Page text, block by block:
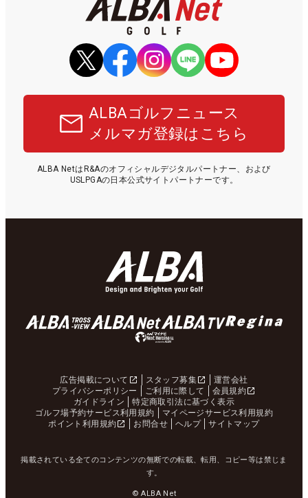
ALBAゴルフニュース
メルマガ登録はこちら
ALBA NetはR&Aのオフィシャルデジタルパートナー、および
USLPGAの日本公式サイトパートナーです。
広告掲載について スタッフ募集
運営会社
プライバシーポリシー
ご利用に際して
会員規約
ガイドライン
特定商取引法に基づく表示
ゴルフ場予約サービス利用規約
マイページサービス利用規約
ポイント利用規約
お問合せ ヘルプ サイトマップ
掲載されている全てのコンテンツの無断での転載、転用、コピー等は禁じま
す。
© ALBA Net